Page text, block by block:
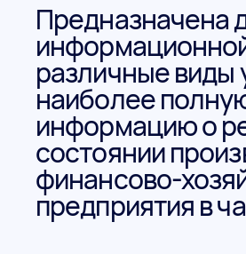
Предназначена
различные виды
наиболее
информацию о
состоянии
финансово-
предприятия в